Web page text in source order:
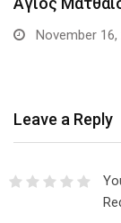
November 16,
Leave a Reply